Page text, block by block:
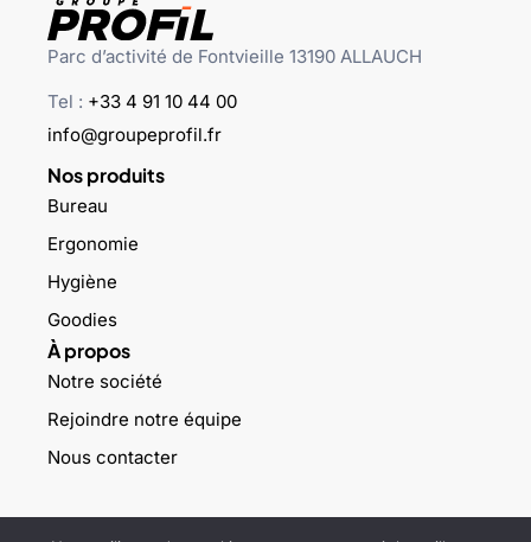
Parc d’activité de Fontvieille 13190 ALLAUCH
Tel : +33 4 91 10 44 00
info@groupeprofil.fr
Nos produits
Bureau
Ergonomie
Hygiène
Goodies
À propos
Notre société
Rejoindre notre équipe
Nous contacter